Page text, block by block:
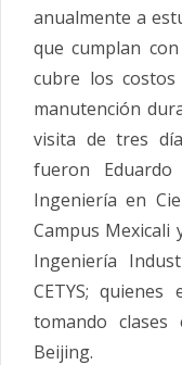
anualmente a
que cumplan
cubre los
manutención
visita de tres
fueron Eduardo
Ingeniería en
Campus Mexicali
Ingeniería
CETYS;
tomando
Beijing.